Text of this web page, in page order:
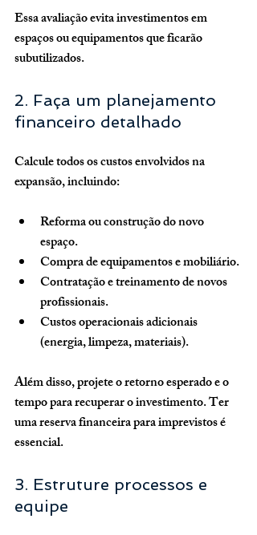
Essa avaliação evita investimentos em
espaços ou equipamentos que ficarão
subutilizados.
2. Faça um planejamento
financeiro detalhado
Calcule todos os custos envolvidos na
expansão, incluindo:
Reforma ou construção do novo
espaço.
Compra de equipamentos e mobiliário.
Contratação e treinamento de novos
profissionais.
Custos operacionais adicionais
(energia, limpeza, materiais).
Além disso, projete o retorno esperado e o
tempo para recuperar o investimento. Ter
uma reserva financeira para imprevistos é
essencial.
3. Estruture processos e
equipe